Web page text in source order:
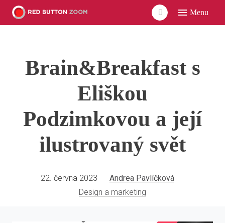
Menu
Brain&Breakfast s
Eliškou
Podzimkovou a její
ilustrovaný svět
22. června 2023
Andrea Pavlíčková
Design a marketing